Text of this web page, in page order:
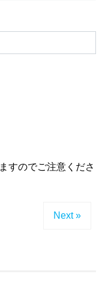
すのでご注意くださ
Next »